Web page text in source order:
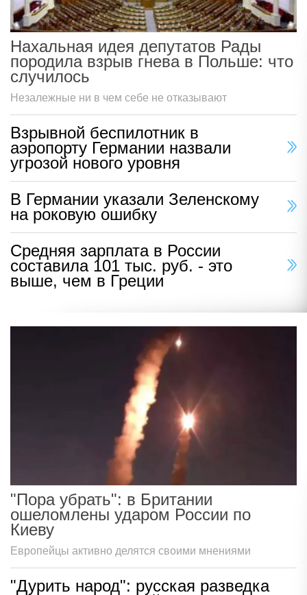
Нахальная идея депутатов Рады
породила взрыв гнева в Польше: что
случилось
Незалежные ни в чем себе не отказывают
Взрывной беспилотник в
аэропорту Германии назвали
угрозой нового уровня
В Германии указали Зеленскому
на роковую ошибку
Средняя зарплата в России
составила 101 тыс. руб. - это
выше, чем в Греции
"Пора убрать": в Британии
ошеломлены ударом России по
Киеву
Европейцы активно делятся своими мнениями
"Дурить народ": русская разведка